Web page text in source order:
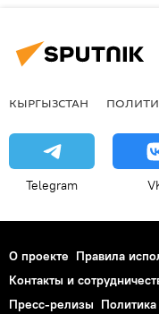
КЫРГЫЗСТАН
Telegram
О проекте Правила
Контакты и
Пресс-релизы